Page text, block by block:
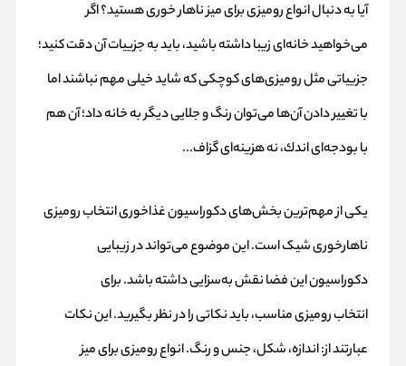
آیا به دنبال انواع رومیزی برای میز ناهار خوری هستید؟ اگر
می‌خواهید خانه‌ای زیبا داشته باشید، باید به جزییات آن دقت كنید؛
جزییاتی مثل رومیزی‌های كوچكی كه شاید خیلی مهم نباشند اما
با تغییر دادن آن‌ها می‌توان رنگ و جلایی دیگر به خانه داد؛ آن هم
با بودجه‌ای اندك، نه هزینه‌ای گزاف...
یکی از مهم‌‌ترین بخش‌های دکوراسیون غذاخوری انتخاب رومیزی
ناهارخوری شیک است. این موضوع می‌تواند در زیبایی
دکوراسیون این فضا نقش به‌سزایی داشته باشد. برای
انتخابرومیزیمناسب، باید نکاتی را در نظر بگیرید. این نکات
عبارتند از: اندازه، شکل، جنس و رنگ. انواع رومیزی برای میز